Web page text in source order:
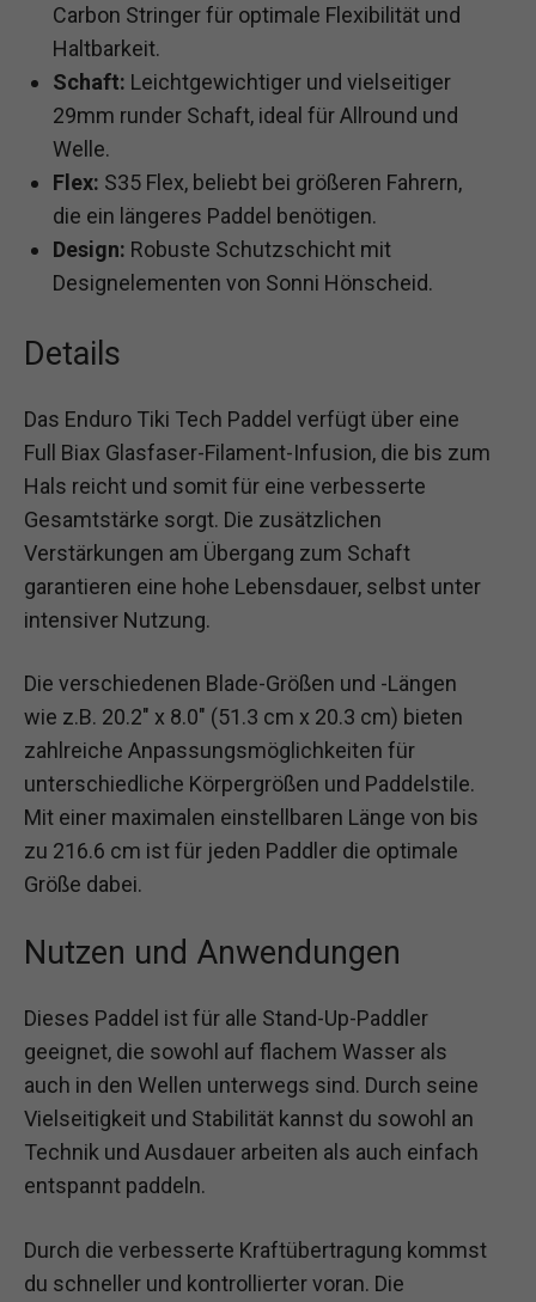
Carbon Stringer für optimale Flexibilität und
Haltbarkeit.
Schaft: Leichtgewichtiger und vielseitiger
29mm runder Schaft, ideal für Allround und
Welle.
Flex: S35 Flex, beliebt bei größeren Fahrern,
die ein längeres Paddel benötigen.
Design: Robuste Schutzschicht mit
Designelementen von Sonni Hönscheid.
Details
Das Enduro Tiki Tech Paddel verfügt über eine
Full Biax Glasfaser-Filament-Infusion, die bis zum
Hals reicht und somit für eine verbesserte
Gesamtstärke sorgt. Die zusätzlichen
Verstärkungen am Übergang zum Schaft
garantieren eine hohe Lebensdauer, selbst unter
intensiver Nutzung.
Die verschiedenen Blade-Größen und -Längen
wie z.B. 20.2″ x 8.0″ (51.3 cm x 20.3 cm) bieten
zahlreiche Anpassungsmöglichkeiten für
unterschiedliche Körpergrößen und Paddelstile.
Mit einer maximalen einstellbaren Länge von bis
zu 216.6 cm ist für jeden Paddler die optimale
Größe dabei.
Nutzen und Anwendungen
Dieses Paddel ist für alle Stand-Up-Paddler
geeignet, die sowohl auf flachem Wasser als
auch in den Wellen unterwegs sind. Durch seine
Vielseitigkeit und Stabilität kannst du sowohl an
Technik und Ausdauer arbeiten als auch einfach
entspannt paddeln.
Durch die verbesserte Kraftübertragung kommst
du schneller und kontrollierter voran. Die